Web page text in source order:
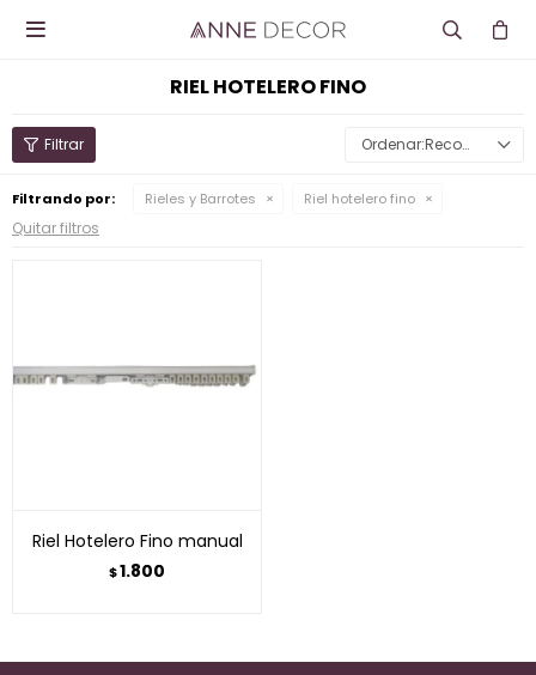

RIEL HOTELERO FINO
Recomendados
Filtrando por: Rieles y Barrotes Riel hotelero fino
Quitar filtros
Riel Hotelero Fino manual
$1.800